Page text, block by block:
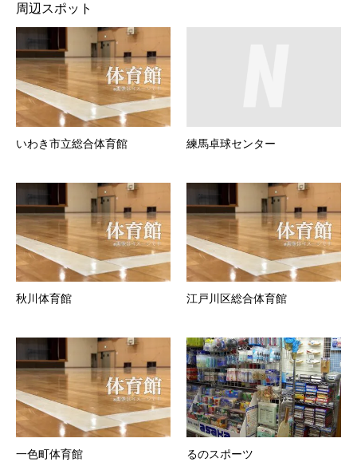
周辺スポット
いわき市立総合体育館 練馬卓球センター
秋川体育館 江戸川区総合体育館
一色町体育館 るのスポーツ